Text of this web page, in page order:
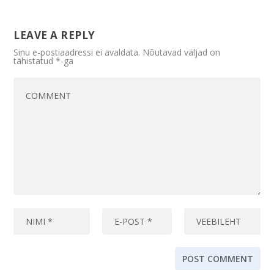
LEAVE A REPLY
Sinu e-postiaadressi ei avaldata. Nõutavad väljad on
tähistatud*-ga